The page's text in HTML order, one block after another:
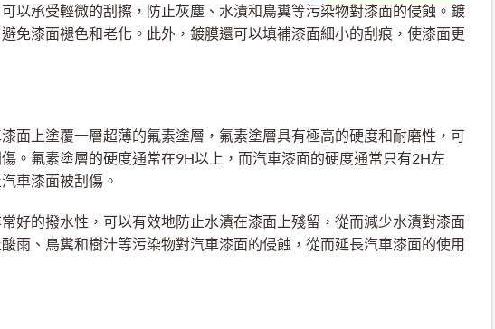
以承受輕微的刮擦，防止灰塵、水漬和鳥糞等污染物對漆面的侵蝕。鍍
免漆面褪色和老化。此外，鍍膜還可以填補漆面細小的刮痕，使漆面更
面上塗覆一層超薄的氟素塗層，氟素塗層具有極高的硬度和耐磨性，可
。氟素塗層的硬度通常在9H以上，而汽車漆面的硬度通常只有2H左
車漆面被刮傷。
好的撥水性，可以有效地防止水漬在漆面上殘留，從而減少水漬對漆面
雨、鳥糞和樹汁等污染物對汽車漆面的侵蝕，從而延長汽車漆面的使用